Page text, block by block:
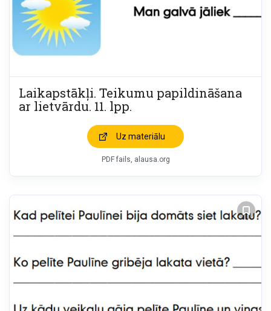
Laikapstākļi. Teikumu papildināšana
ar lietvārdu. 11. lpp.
Uz materiālu
PDF fails, alausa.org